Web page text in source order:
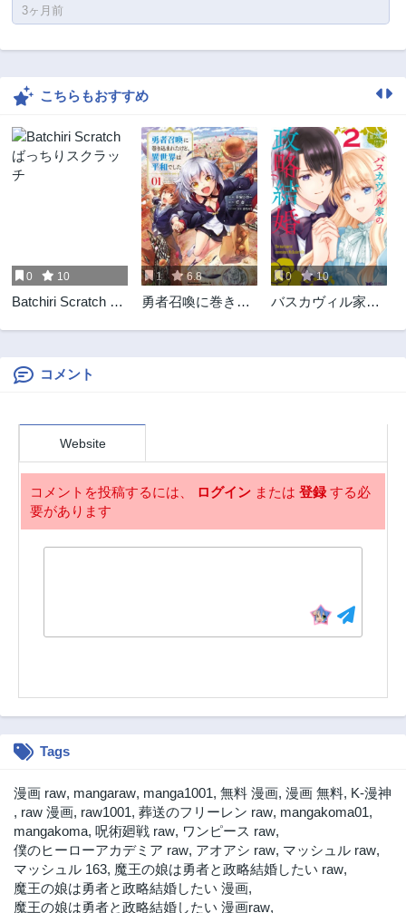
3ヶ月前
こちらもおすすめ
0 10
Batchiri Scratch ば
1 6.8
勇者召喚に巻き込
0 10
バスカヴィル家の
コメント
Website
コメントを投稿するには、 ログイン または 登録する必
要があります
Tags
漫画 raw, mangaraw, manga1001, 無料 漫画, 漫画 無料, K-漫神
, raw 漫画, raw1001, 葬送のフリーレン raw, mangakoma01,
mangakoma, 呪術廻戦 raw, ワンピース raw,
僕のヒーローアカデミア raw, アオアシ raw, マッシュル raw,
マッシュル 163, 魔王の娘は勇者と政略結婚したい raw,
魔王の娘は勇者と政略結婚したい 漫画,
魔王の娘は勇者と政略結婚したい 漫画raw,